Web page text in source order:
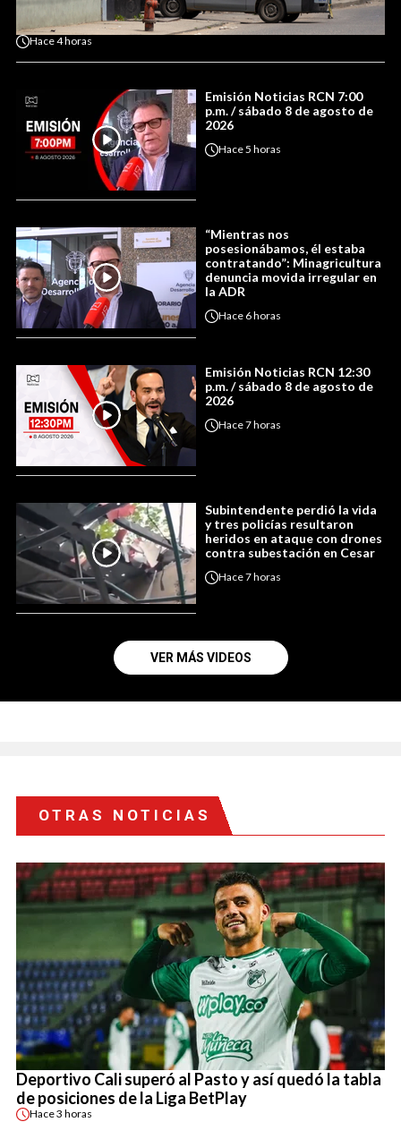
Hace4 horas
Emisión Noticias RCN 7:00
p.m. / sábado 8 de agosto de
2026
Hace5 horas
“Mientras nos
posesionábamos, él estaba
contratando”: Minagricultura
denuncia movida irregular en
la ADR
Hace 6 horas
Emisión Noticias RCN 12:30
p.m. / sábado 8 de agosto de
2026
Hace7 horas
Subintendente perdió la vida
y tres policías resultaron
heridos en ataque con drones
contra subestación en Cesar
Hace7 horas
VER MÁS VIDEOS
OTRAS NOTICIAS
Deportivo Cali superó al Pasto y así quedó la tabla
de posiciones de la Liga BetPlay
Hace3 horas